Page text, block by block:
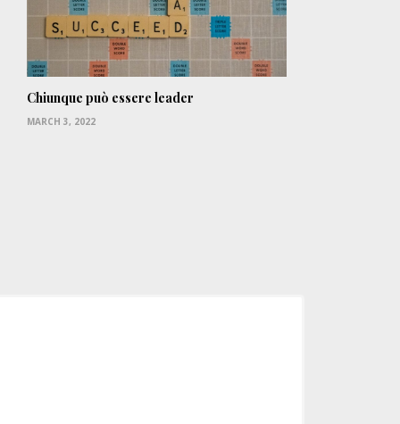
Chiunque può essere leader
MARCH 3, 2022